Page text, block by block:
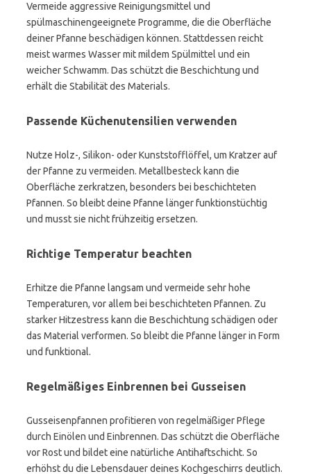
Vermeide aggressive Reinigungsmittel und
spülmaschinengeeignete Programme, die die Oberfläche
deiner Pfanne beschädigen können. Stattdessen reicht
meist warmes Wasser mit mildem Spülmittel und ein
weicher Schwamm. Das schützt die Beschichtung und
erhält die Stabilität des Materials.
Passende Küchenutensilien verwenden
Nutze Holz-, Silikon- oder Kunststofflöffel, um Kratzer auf
der Pfanne zu vermeiden. Metallbesteck kann die
Oberfläche zerkratzen, besonders bei beschichteten
Pfannen. So bleibt deine Pfanne länger funktionstüchtig
und musst sie nicht frühzeitig ersetzen.
Richtige Temperatur beachten
Erhitze die Pfanne langsam und vermeide sehr hohe
Temperaturen, vor allem bei beschichteten Pfannen. Zu
starker Hitzestress kann die Beschichtung schädigen oder
das Material verformen. So bleibt die Pfanne länger in Form
und funktional.
Regelmäßiges Einbrennen bei Gusseisen
Gusseisenpfannen profitieren von regelmäßiger Pflege
durch Einölen und Einbrennen. Das schützt die Oberfläche
vor Rost und bildet eine natürliche Antihaftschicht. So
erhöhst du die Lebensdauer deines Kochgeschirrs deutlich.